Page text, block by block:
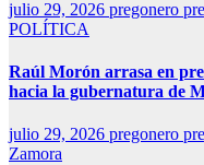
julio 29, 2026 pregonero
POLÍTICA
Raúl Morón arrasa en
hacia la gubernatura de
julio 29, 2026 pregonero
Zamora